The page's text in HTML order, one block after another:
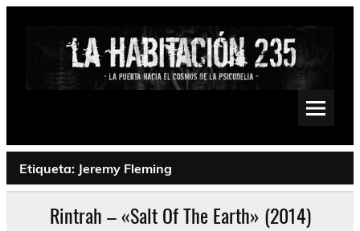
Saltar
Psychedelic, Stoner, Doom, Sludge, Fuzz, Space, Drone
Etiqueta: Jeremy Fleming
Rintrah – «Salt Of The Earth» (2014)